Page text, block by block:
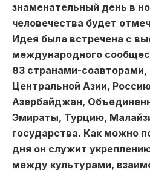
знаменательный день в
человечества будет
Идея была встречена с
международного
83 странами-
Центральной Азии,
Азербайджан,
Эмираты, Турцию,
государства. Как можно
дня он служит
между культурами,